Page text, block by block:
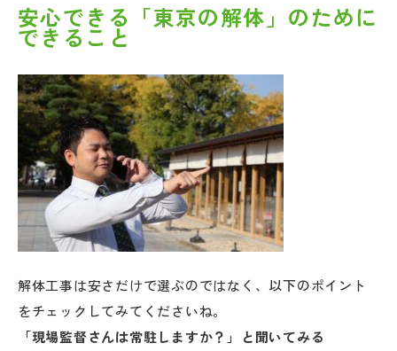
安心できる「東京の解体」のために
できること
解体工事は安さだけで選ぶのではなく、以下のポイント
をチェックしてみてくださいね。
「現場監督さんは常駐しますか？」と聞いてみる